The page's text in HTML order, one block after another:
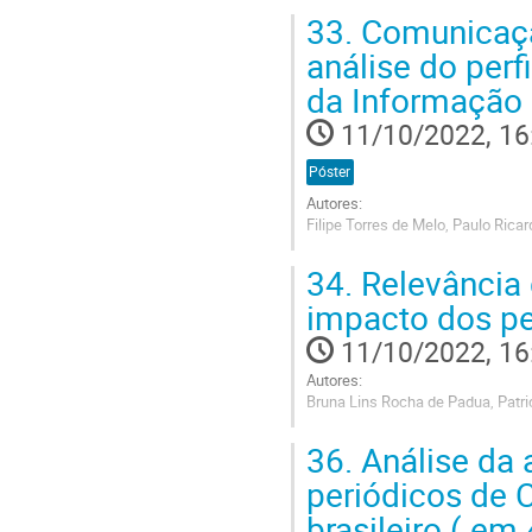
Go
to
contribution
page
33.
análise do
da
11/10/2022,
Póster
Autores:
Filipe Torres de Melo, Paulo
to
contribution
page
34.
impacto dos
11/10/2022,
Autores:
Bruna Lins Rocha de Padua,
to
contribution
page
36. Análise da
periódicos de